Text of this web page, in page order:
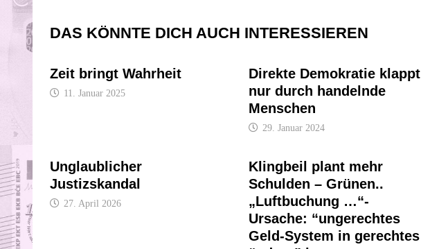
DAS KÖNNTE DICH AUCH INTERESSIEREN
Zeit bringt Wahrheit
11. Januar 2025
Direkte Demokratie klappt
nur durch handelnde
Menschen
29. Januar 2024
Unglaublicher
Justizskandal
27. April 2026
Klingbeil plant mehr
Schulden – Grünen..
„Luftbuchung …“-
Ursache: “ungerechtes
Geld-System in gerechtes